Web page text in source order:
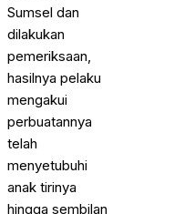
Sumsel dan
dilakukan
pemeriksaan,
hasilnya pelaku
mengakui
perbuatannya
telah
menyetubuhi
anak tirinya
hingga sembilan